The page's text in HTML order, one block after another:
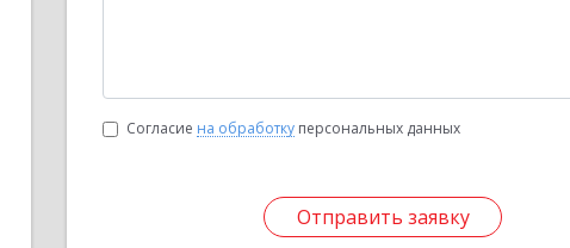
Согласие на обработку персональных данных
Отправить заявку